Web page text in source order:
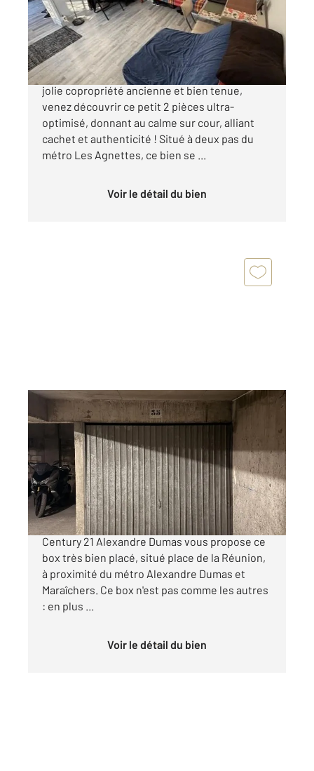
Appartement F2 à vendre
135 000 €
Idéal 1er achat ou investissement ! Dans une
jolie copropriété ancienne et bien tenue,
venez découvrir ce petit 2 pièces ultra-
optimisé, donnant au calme sur cour, alliant
cachet et authenticité ! Situé à deux pas du
métro Les Agnettes, ce bien se ...
Voir le détail du bien
PARIS 75020
12,50 m2
Ref : 15342
Parking à vendre
19 900 €
PLACE DE LA RÉUNION - PARIS 20ème
Century 21 Alexandre Dumas vous propose ce
box très bien placé, situé place de la Réunion,
à proximité du métro Alexandre Dumas et
Maraîchers. Ce box n'est pas comme les autres
: en plus ...
Voir le détail du bien